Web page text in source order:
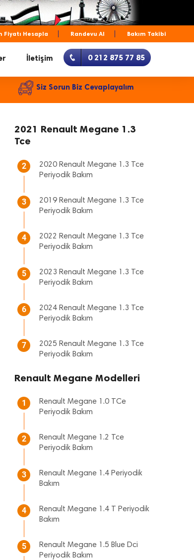
Fiyatı Hesapla Randevu Al Bakım Takibi
İletişim 0 212 875 77 85
Siz Sorun Biz Cevaplayalım
2021 Renault Megane 1.3
Tce
2
2020 Renault Megane 1.3 Tce
Periyodik Bakım
3
2019 Renault Megane 1.3 Tce
Periyodik Bakım
4
2022 Renault Megane 1.3 Tce
Periyodik Bakım
5
2023 Renault Megane 1.3 Tce
Periyodik Bakım
6
2024 Renault Megane 1.3 Tce
Periyodik Bakım
7
2025 Renault Megane 1.3 Tce
Periyodik Bakım
Renault Megane Modelleri
1
Renault Megane 1.0 TCe
Periyodik Bakım
2
Renault Megane 1.2 Tce
Periyodik Bakım
3
Renault Megane 1.4 Periyodik
Bakım
4
Renault Megane 1.4 T Periyodik
Bakım
5
Renault Megane 1.5 Blue Dci
Periyodik Bakım